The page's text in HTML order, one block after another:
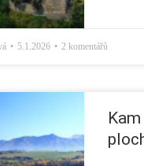
5.1.2026 2 komentářů